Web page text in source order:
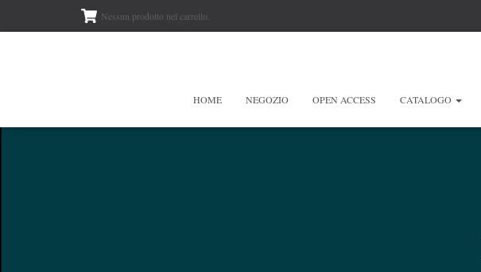
Nessun prodotto nel carrello.
HOME NEGOZIO OPEN ACCESS CATALOGO